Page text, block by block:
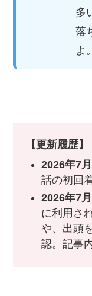
多
落
よ。
【更新履歴】
2026年7
話の初回
2026年7
に利用さ
や、出頭
認。記事